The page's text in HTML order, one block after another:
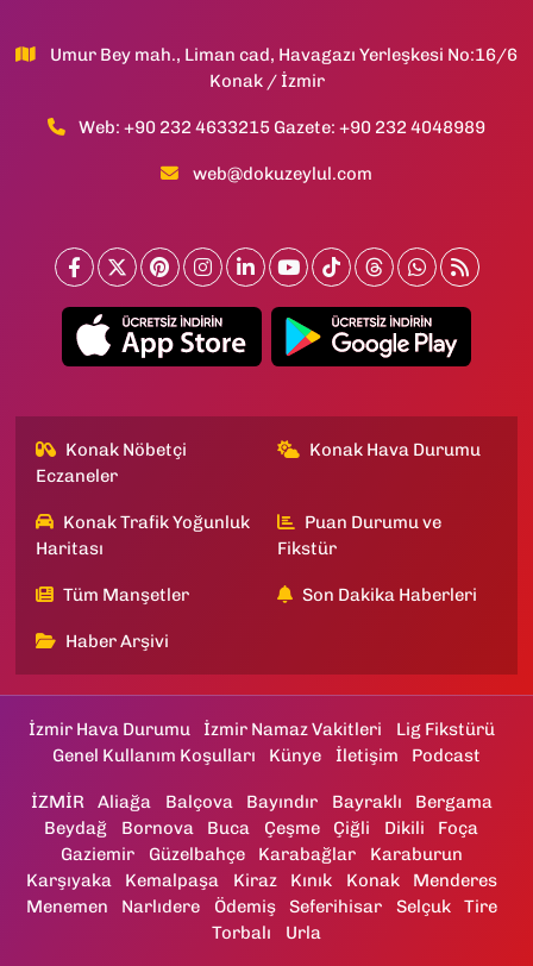
Umur Bey mah., Liman cad, Havagazı Yerleşkesi No:16/6
Konak / İzmir
Web: +90 232 4633215 Gazete: +90 232 4048989
web@dokuzeylul.com
Konak Nöbetçi
Eczaneler
Konak Hava Durumu
Konak Trafik Yoğunluk
Haritası
Puan Durumu ve
Fikstür
Tüm Manşetler Son Dakika Haberleri
Haber Arşivi
İzmir Hava Durumu İzmir Namaz Vakitleri
Lig Fikstürü
Genel Kullanım Koşulları
Künye İletişim Podcast
İZMİR Aliağa Balçova Bayındır Bayraklı
Bergama
Beydağ
Bornova Buca Çeşme Çiğli Dikili
Foça
Gaziemir
Güzelbahçe Karabağlar
Karaburun
Karşıyaka
Kemalpaşa Kiraz Kınık Konak
Menderes
Menemen
Narlıdere Ödemiş Seferihisar Selçuk
Tire
Torbalı
Urla